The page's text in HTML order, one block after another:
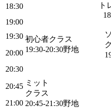
ト
18:30
19:00
19:30 初心者クラス
19:30-20:30野地
20:00
20:30
20:45 ミット
クラス
20:45-21:30野地
21:00